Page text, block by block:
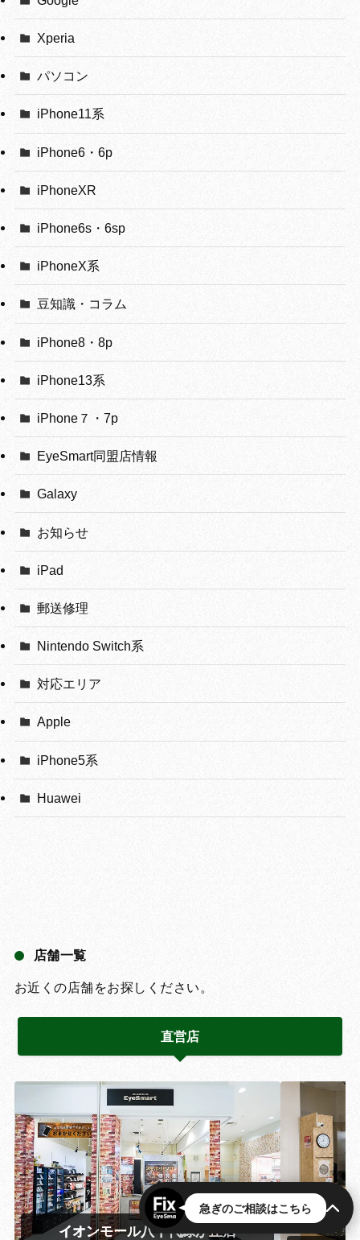
Xperia
パソコン
iPhone11系
iPhone6・6p
iPhoneXR
iPhone6s・6sp
iPhoneX系
豆知識・コラム
iPhone8・8p
iPhone13系
iPhone７・7p
EyeSmart同盟店情報
Galaxy
お知らせ
iPad
郵送修理
Nintendo Switch系
対応エリア
Apple
iPhone5系
Huawei
店舗一覧
お近くの店舗をお探しください。
直営店
イオンモール八千代緑が丘店
急ぎのご相談はこちら